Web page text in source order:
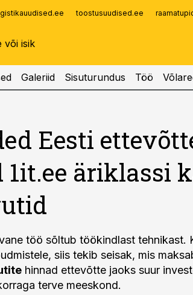
toostusuudised.ee
Galeriid Sisuturundus Töö
Eesti
äriklassi
töö sõltub töökindlast tehnikast.
siis tekib seisak, mis
hinnad ettevõtte jaoks suur
terve meeskond.